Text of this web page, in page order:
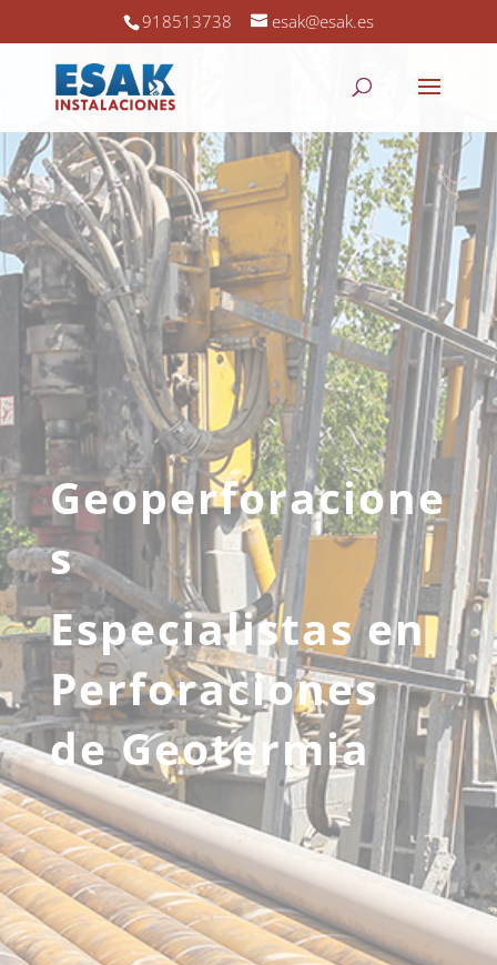
918513738 esak@esak.es
Geoperforacione
s
Especialistas en
Perforaciones
de Geotermia